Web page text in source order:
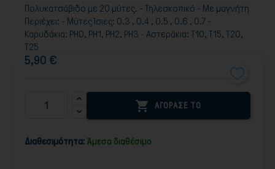
Πολυκατσάβιδο με 20 μύτες. - Τηλεσκοπικό - Με μαγνήτη
Περιέχει: - Μύτες Ίσιες: 0.3 , 0.4 , 0.5 , 0.6 , 0.7 -
Καρυδάκια: PH0, PH1, PH2, PH3 - Αστεράκια: T10, T15, T20,
T25
5,90 €
 ΑΓΟΡΑΣΕ ΤΟ
Διαθεσιμότητα: Άμεσα διαθέσιμο